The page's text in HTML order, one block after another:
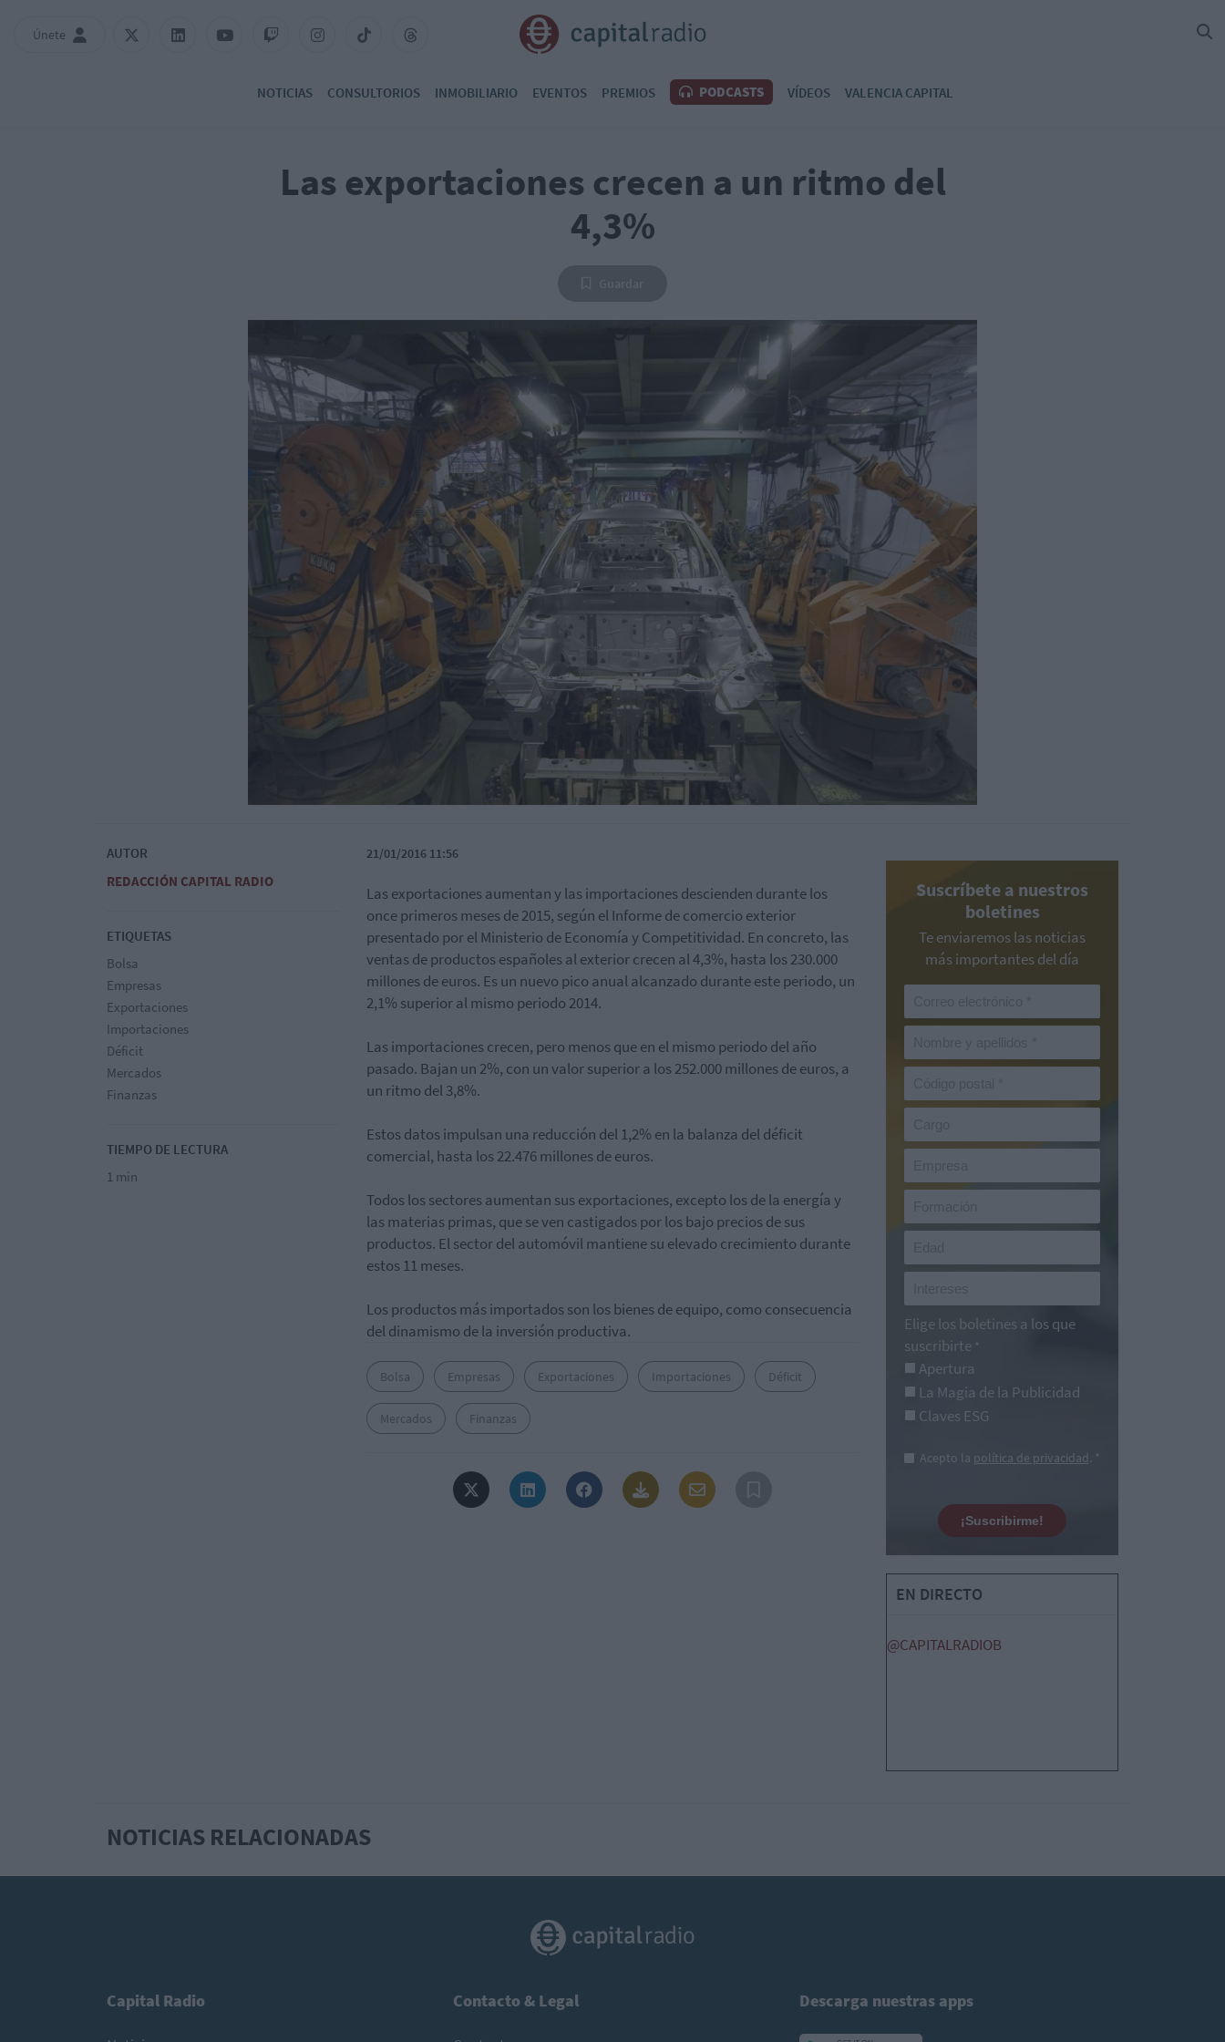
Únete
NOTICIAS CONSULTORIOS INMOBILIARIO EVENTOS PREMIOS PODCASTS VÍDEOS VALENCIA CAPITAL
Las exportaciones crecen a un ritmo del
4,3%
AUTOR
REDACCIÓN CAPITAL RADIO
ETIQUETAS
Bolsa
Empresas
Exportaciones
Importaciones
Déficit
Mercados
Finanzas
TIEMPO DE LECTURA
1 min
21/01/2016 11:56
Las exportaciones aumentan y las importaciones descienden durante los
once primeros meses de 2015, según el Informe de comercio exterior
presentado por el Ministerio de Economía y Competitividad. En concreto, las
ventas de productos españoles al exterior crecen al 4,3%, hasta los 230.000
millones de euros. Es un nuevo pico anual alcanzado durante este periodo, un
2,1% superior al mismo periodo 2014.
Las importaciones crecen, pero menos que en el mismo periodo del año
pasado. Bajan un 2%, con un valor superior a los 252.000 millones de euros, a
un ritmo del 3,8%.
Estos datos impulsan una reducción del 1,2% en la balanza del déficit
comercial, hasta los 22.476 millones de euros.
Todos los sectores aumentan sus exportaciones, excepto los de la energía y
las materias primas, que se ven castigados por los bajo precios de sus
productos. El sector del automóvil mantiene su elevado crecimiento durante
estos 11 meses.
Los productos más importados son los bienes de equipo, como consecuencia
del dinamismo de la inversión productiva.
Bolsa Empresas Exportaciones Importaciones Déficit
Mercados Finanzas
Suscríbete a nuestros
boletines
Te enviaremos las noticias
más importantes del día
Elige los boletines a los que
suscribirte *
Apertura
La Magia de la Publicidad
Claves ESG
Acepto la política de privacidad. *
¡Suscribirme!
EN DIRECTO
@CAPITALRADIOB
NOTICIAS RELACIONADAS
Capital Radio Contacto & Legal Descarga nuestras apps